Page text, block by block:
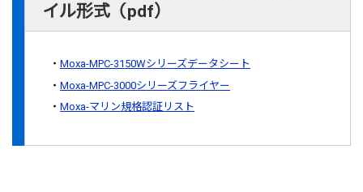
イル形式（pdf）
Moxa-MPC-3150Wシリーズデータシート
Moxa-MPC-3000シリーズフライヤー
Moxa-マリン規格認証リスト